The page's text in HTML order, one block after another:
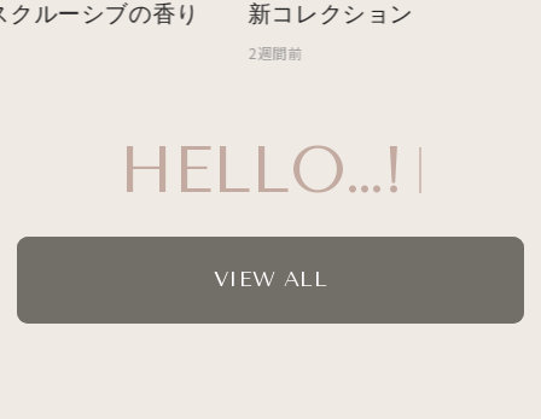
HELLO…!
ルーシブの香り
新コレクション
2週間前
VIEW ALL